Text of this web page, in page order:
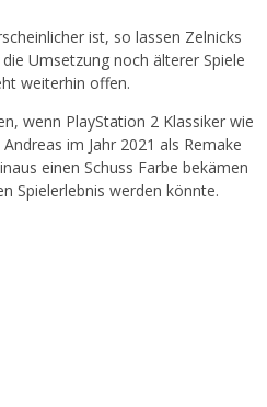
ist, so lassen Zelnicks
Umsetzung noch älterer Spiele
weiterhin offen.
wenn PlayStation 2 Klassiker wie
im Jahr 2021 als Remake
einen Schuss Farbe bekämen
Spielerlebnis werden könnte.